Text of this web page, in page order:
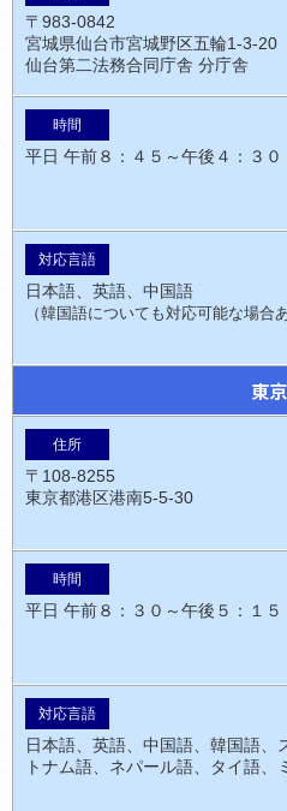
〒983-0842
宮城県仙台市宮城野区五輪1-3-20
仙台第二法務合同庁舎 分庁舎
平日 午前８：４５～午後４：３０
日本語、英語、中国語
（韓国語についても対応可能な場合あ
東京
〒108-8255
東京都港区港南5-5-30
平日 午前８：３０～午後５：１５
日本語、英語、中国語、韓国語、
トナム語、ネパール語、タイ語